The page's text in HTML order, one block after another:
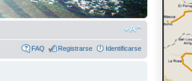
FAQ Registrarse Identificarse